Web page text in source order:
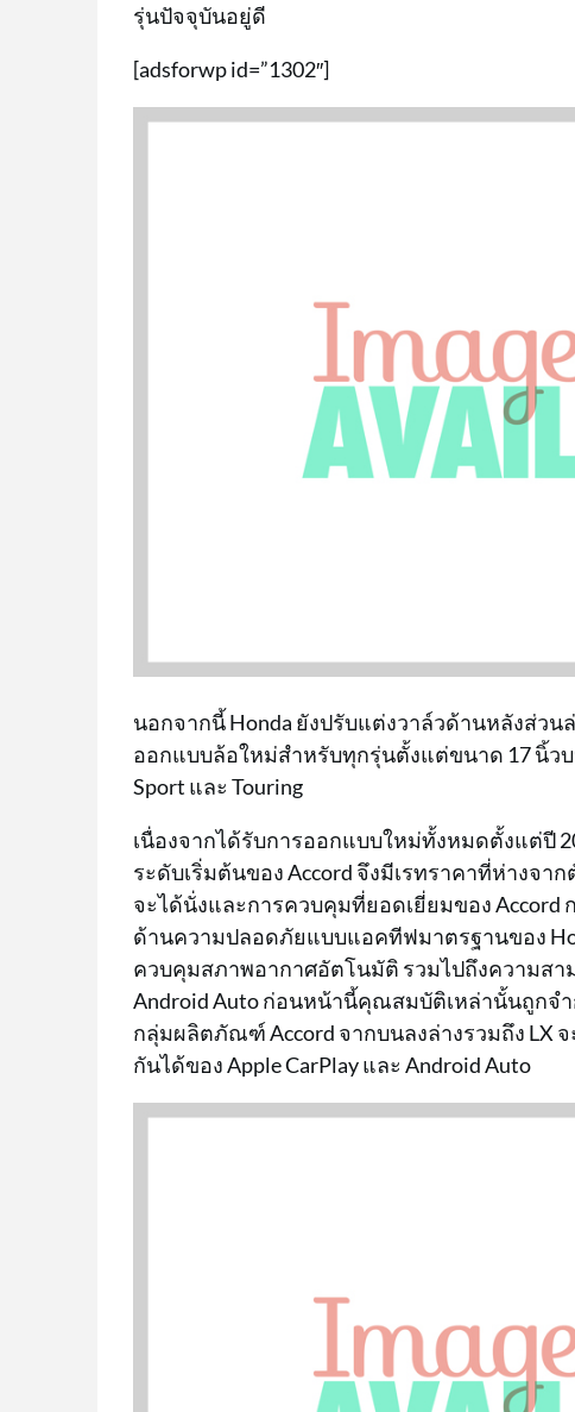
รุ่นปัจจุบันอยู่ดี
[adsforwp id=”1302″]
นอกจากนี้ Honda ยังปรับแต่งวาล์วด้านหลังส่ว
ออกแบบล้อใหม่สำหรับทุกรุ่นตั้งแต่ขนาด 17 นิ้วบ
Sport และ Touring
เนื่องจากได้รับการออกแบบใหม่ทั้งหมดตั้งแต่ปี
ระดับเริ่มต้นของ Accord จึงมีเรทราคาที่ห่างจ
จะได้นั่งและการควบคุมที่ยอดเยี่ยมของ
ด้านความปลอดภัยแบบแอคทีฟมาตรฐานของ
ควบคุมสภาพอากาศอัตโนมัติ รวมไปถึงความสาม
Android Auto ก่อนหน้านี้คุณสมบัติเหล่านั้นถูกจำ
กลุ่มผลิตภัณฑ์ Accord จากบนลงล่างรวมถึง LX
กันได้ของ Apple CarPlay และ Android Auto